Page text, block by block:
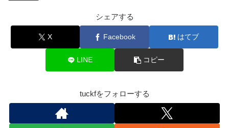
シェアする
X Facebook はてブ
LINE コピー
tuckfをフォローする